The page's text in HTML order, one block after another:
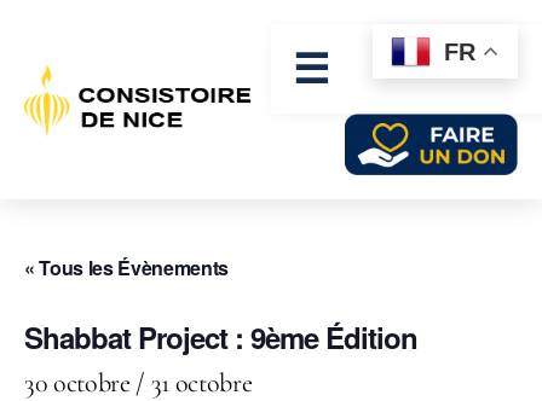
☰
« Tous les Évènements
Shabbat Project : 9ème Édition
30 octobre / 31 octobre
FR